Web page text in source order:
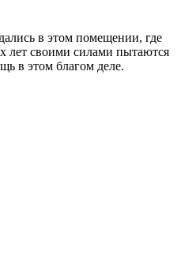
в этом помещении, где
лет своими силами пытаются
в этом благом деле.